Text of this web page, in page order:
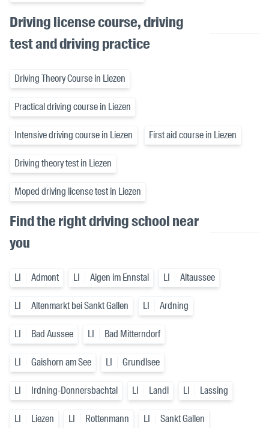
Driving license course, driving
test and driving practice
Driving Theory Course in Liezen
Practical driving course in Liezen
Intensive driving course in Liezen First aid course in Liezen
Driving theory test in Liezen
Moped driving license test in Liezen
Find the right driving school near
you
LI Admont LI Aigen im Ennstal LI Altaussee
LI Altenmarkt bei Sankt Gallen LI Ardning
LI Bad Aussee LI Bad Mitterndorf
LI Gaishorn am See LI Grundlsee
LI Irdning-Donnersbachtal LI Landl LI Lassing
LI Liezen LI Rottenmann LI Sankt Gallen